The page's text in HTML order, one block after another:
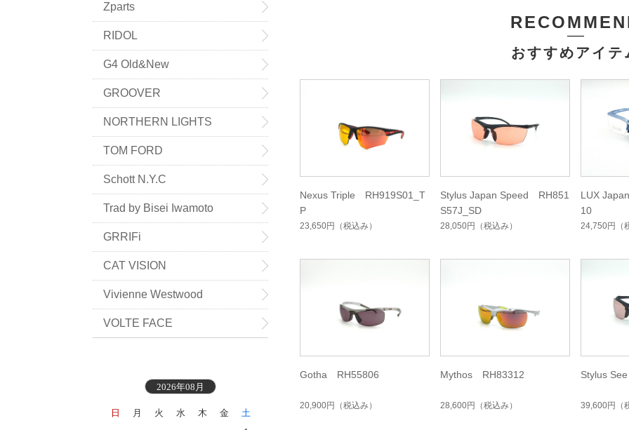
おすすめアイテ
Nexus Triple RH919S01_T
P
23,650円 （税込み）
Stylus Japan Speed RH851
S57J_SD
28,050円 （税込み）
LUX
10
24,750円
Gotha RH55806
20,900円 （税込み）
Mythos RH83312
28,600円 （税込み）
Stylus
39,600円
Zparts
RIDOL
G4 Old&New
GROOVER
NORTHERN LIGHTS
TOM FORD
Schott N.Y.C
Trad by Bisei Iwamoto
GRRIFi
CAT VISION
Vivienne Westwood
VOLTE FACE
2026年08月
日 月 火 水 木 金
土